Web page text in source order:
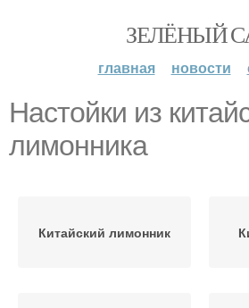
ЗЕЛЁНЫЙ
главная новости
Настойки из
лимонника
Китайский лимонник